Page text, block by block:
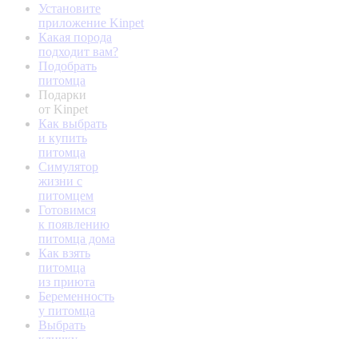
Установите
приложение Kinpet
Какая порода
подходит вам?
Подобрать
питомца
Подарки
от Kinpet
Как выбрать
и купить
питомца
Симулятор
жизни с
питомцем
Готовимся
к появлению
питомца дома
Как взять
питомца
из приюта
Беременность
у питомца
Выбрать